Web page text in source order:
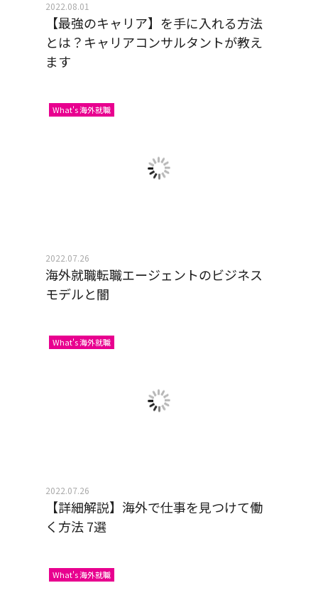
2022.08.01
【最強のキャリア】を手に入れる方法
とは？キャリアコンサルタントが教え
ます
What's 海外就職
2022.07.26
海外就職転職エージェントのビジネス
モデルと闇
What's 海外就職
2022.07.26
【詳細解説】海外で仕事を見つけて働
く方法 7選
What's 海外就職